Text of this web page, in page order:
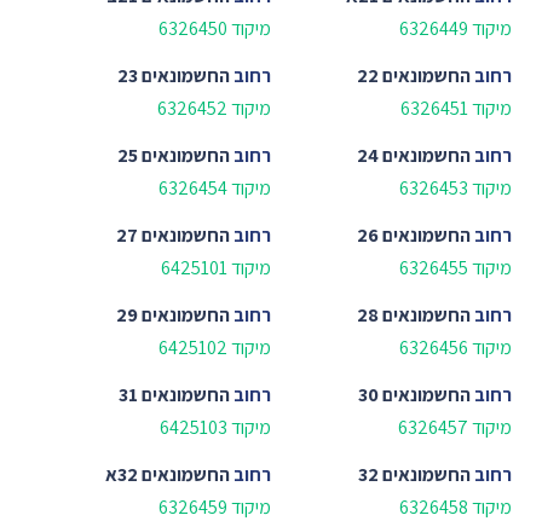
מיקוד 6326449
מיקוד 6326450
רחובהחשמונאים 22
מיקוד 6326451
רחובהחשמונאים 23
מיקוד 6326452
רחובהחשמונאים 24
מיקוד 6326453
רחובהחשמונאים 25
מיקוד 6326454
רחובהחשמונאים 26
מיקוד 6326455
רחובהחשמונאים 27
מיקוד 6425101
רחובהחשמונאים 28
מיקוד 6326456
רחובהחשמונאים 29
מיקוד 6425102
רחובהחשמונאים 30
מיקוד 6326457
רחובהחשמונאים 31
מיקוד 6425103
רחובהחשמונאים 32
מיקוד 6326458
רחובהחשמונאים 32א
מיקוד 6326459